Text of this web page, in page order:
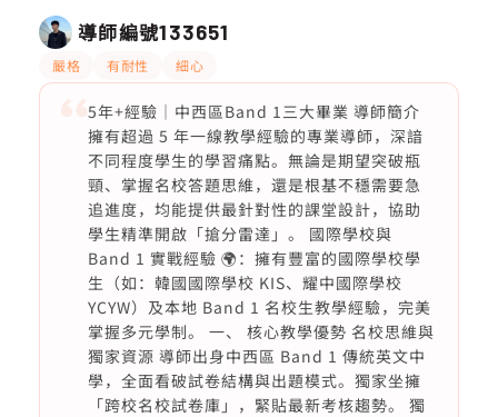
導師編號133651
嚴格 有耐性 細心
5年+經驗｜中西區Band 1三大畢業 導師簡介
擁有超過 5 年一線教學經驗的專業導師，深諳
不同程度學生的學習痛點。無論是期望突破瓶
頸、掌握名校答題思維，還是根基不穩需要急
追進度，均能提供最針對性的課堂設計，協助
學生精準開啟「搶分雷達」。 國際學校與
Band 1 實戰經驗 🌍：擁有豐富的國際學校學
生（如：韓國國際學校 KIS、耀中國際學校
YCYW）及本地 Band 1 名校生教學經驗，完美
掌握多元學制。 一、 核心教學優勢 名校思維與
獨家資源 導師出身中西區 Band 1 傳統英文中
學，全面看破試卷結構與出題模式。獨家坐擁
「跨校名校試卷庫」，緊貼最新考核趨勢。 獨